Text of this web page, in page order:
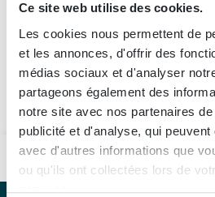
Ce site web utilise des cookies.
Les cookies nous permettent de
et les annonces, d'offrir des
médias sociaux et d'analyser
partageons également des
notre site avec nos partenaires
publicité et d'analyse, qui
avec d'autres informations que
ou qu'ils ont collectées lors de
services.
MA SALLE DE BAINS